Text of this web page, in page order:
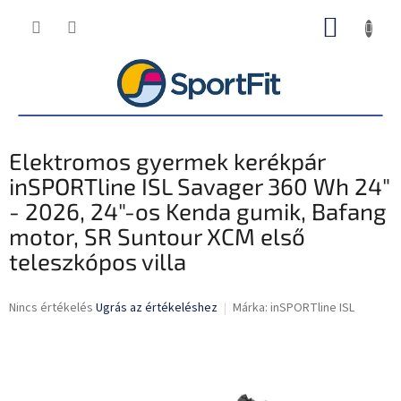
KOSÁR
Elektromos gyermek kerékpár
inSPORTline ISL Savager 360 Wh 24"
- 2026, 24"-os Kenda gumik, Bafang
motor, SR Suntour XCM első
teleszkópos villa
A
Nincs értékelés Ugrás az értékeléshez Márka: inSPORTline ISL